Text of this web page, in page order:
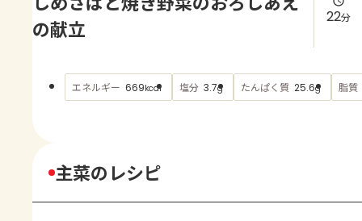
AJINOMOTO PARK とは
の献立
22分
エネルギー 669kcal 塩分 3.7g たんぱく質 25.6g 脂質
主菜のレシピ